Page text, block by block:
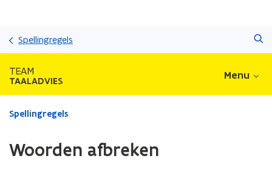
Spellingregels
TEAM
TAALADVIES Menu
Gedaan
Spellingregels
Woorden afbreken